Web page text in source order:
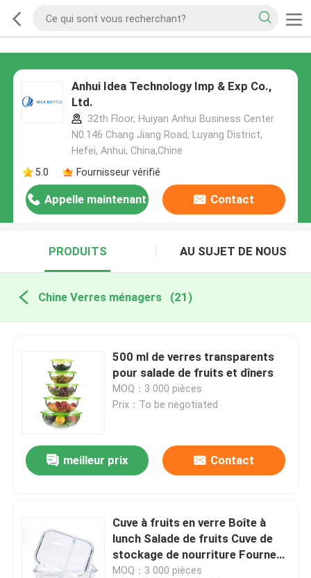
Anhui Idea Technology Imp & Exp Co.,
Ltd.
32th Floor, Huiyan Anhui Business Center
N0.146 Chang Jiang Road, Luyang District,
Hefei, Anhui, China,Chine
5.0
Fournisseur vérifié
Appelle maintenant Contact
PRODUITS AU SUJET DE NOUS
Chine Verres ménagers (21)
500 ml de verres transparents
pour salade de fruits et dîners
MOQ：3 000 pièces
Prix：To be negotiated
meilleur prix Contact
Cuve à fruits en verre Boîte à
lunch Salade de fruits Cuve de
stockage de nourriture Fourneau
à micro-ondes
MOQ：3 000 pièces